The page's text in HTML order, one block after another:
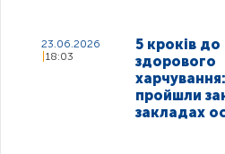
23.06.2026
18:03
5 кроків до
здорового
харчування:
пройшли
закладах